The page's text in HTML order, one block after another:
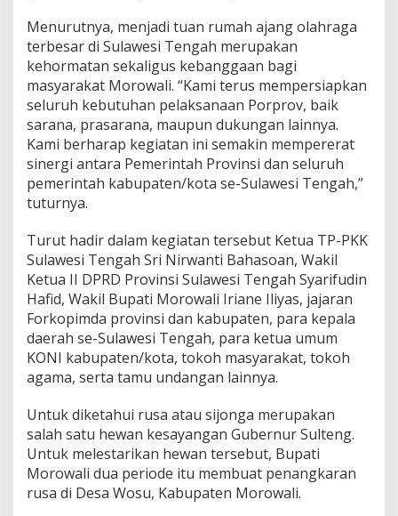
Menurutnya, menjadi tuan rumah ajang olahraga
terbesar di Sulawesi Tengah merupakan
kehormatan sekaligus kebanggaan bagi
masyarakat Morowali. “Kami terus mempersiapkan
seluruh kebutuhan pelaksanaan Porprov, baik
sarana, prasarana, maupun dukungan lainnya.
Kami berharap kegiatan ini semakin mempererat
sinergi antara Pemerintah Provinsi dan seluruh
pemerintah kabupaten/kota se-Sulawesi Tengah,”
tuturnya.
Turut hadir dalam kegiatan tersebut Ketua TP-PKK
Sulawesi Tengah Sri Nirwanti Bahasoan, Wakil
Ketua II DPRD Provinsi Sulawesi Tengah Syarifudin
Hafid, Wakil Bupati Morowali Iriane Iliyas, jajaran
Forkopimda provinsi dan kabupaten, para kepala
daerah se-Sulawesi Tengah, para ketua umum
KONI kabupaten/kota, tokoh masyarakat, tokoh
agama, serta tamu undangan lainnya.
Untuk diketahui rusa atau sijonga merupakan
salah satu hewan kesayangan Gubernur Sulteng.
Untuk melestarikan hewan tersebut, Bupati
Morowali dua periode itu membuat penangkaran
rusa di Desa Wosu, Kabupaten Morowali.